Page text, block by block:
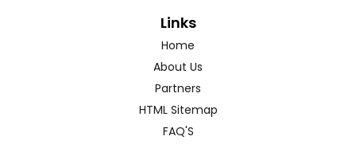
Links
Home
About Us
Partners
HTML Sitemap
FAQ'S